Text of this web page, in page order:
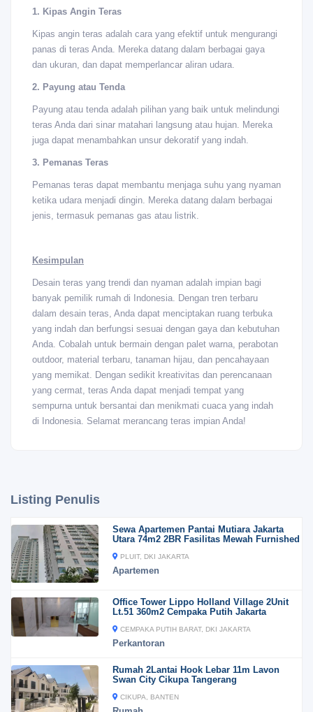
1. Kipas Angin Teras
Kipas angin teras adalah cara yang efektif untuk mengurangi
panas di teras Anda. Mereka datang dalam berbagai gaya
dan ukuran, dan dapat memperlancar aliran udara.
2. Payung atau Tenda
Payung atau tenda adalah pilihan yang baik untuk melindungi
teras Anda dari sinar matahari langsung atau hujan. Mereka
juga dapat menambahkan unsur dekoratif yang indah.
3. Pemanas Teras
Pemanas teras dapat membantu menjaga suhu yang nyaman
ketika udara menjadi dingin. Mereka datang dalam berbagai
jenis, termasuk pemanas gas atau listrik.
Kesimpulan
Desain teras yang trendi dan nyaman adalah impian bagi
banyak pemilik rumah di Indonesia. Dengan tren terbaru
dalam desain teras, Anda dapat menciptakan ruang terbuka
yang indah dan berfungsi sesuai dengan gaya dan kebutuhan
Anda. Cobalah untuk bermain dengan palet warna, perabotan
outdoor, material terbaru, tanaman hijau, dan pencahayaan
yang memikat. Dengan sedikit kreativitas dan perencanaan
yang cermat, teras Anda dapat menjadi tempat yang
sempurna untuk bersantai dan menikmati cuaca yang indah
di Indonesia. Selamat merancang teras impian Anda!
Listing Penulis
Sewa Apartemen Pantai Mutiara Jakarta
Utara 74m2 2BR Fasilitas Mewah Furnished
PLUIT, DKI JAKARTA
Apartemen
Office Tower Lippo Holland Village 2Unit
Lt.51 360m2 Cempaka Putih Jakarta
CEMPAKA PUTIH BARAT, DKI JAKARTA
Perkantoran
Rumah 2Lantai Hook Lebar 11m Lavon
Swan City Cikupa Tangerang
CIKUPA, BANTEN